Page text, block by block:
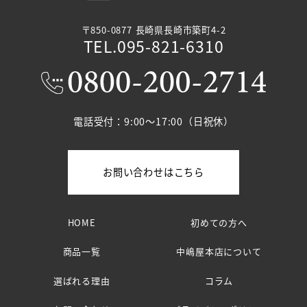
〒850-0877 長崎県長崎市築町4-2
TEL.095-821-6310
電話受付：9:00～17:00（日祝休）
お問い合わせはこちら
HOME 初めての方へ
商品一覧 中嶋屋本店について
選ばれる理由 コラム